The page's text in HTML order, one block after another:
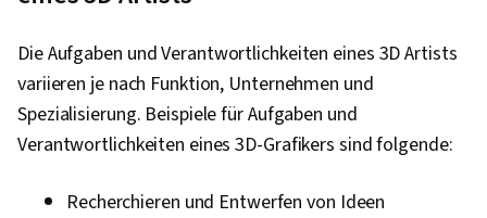
Die Aufgaben und Verantwortlichkeiten eines 3D Artists
variieren je nach Funktion, Unternehmen und
Spezialisierung. Beispiele für Aufgaben und
Verantwortlichkeiten eines 3D-Grafikers sind folgende:
Recherchieren und Entwerfen von Ideen